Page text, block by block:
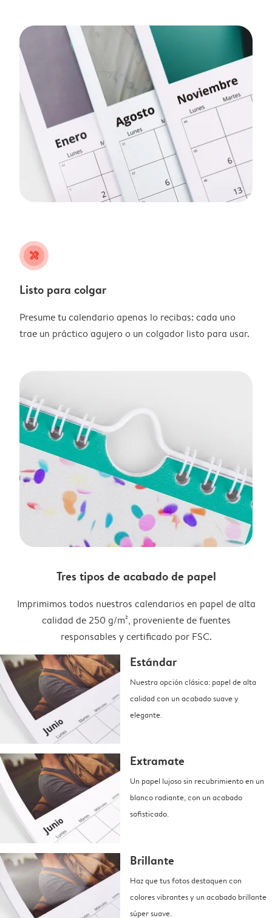
tools
Listo para colgar
Presume tu calendario apenas lo recibas: cada uno
trae un práctico agujero o un colgador listo para usar.
Tres tipos de acabado de papel
Imprimimos todos nuestros calendarios en papel de alta
calidad de 250 g/m², proveniente de fuentes
responsables y certificado por FSC.
Estándar
Nuestra opción clásica: papel de alta
calidad con un acabado suave y
elegante.
Extramate
Un papel lujoso sin recubrimiento en un
blanco radiante, con un acabado
sofisticado.
Brillante
Haz que tus fotos destaquen con
colores vibrantes y un acabado brillante
súper suave.